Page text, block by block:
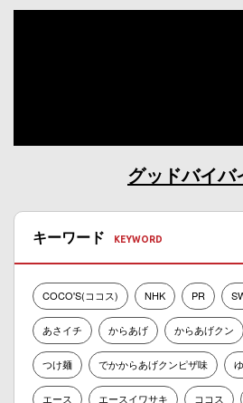
グッドバイバ
キーワード
COCO'S(ココス) NHK PR
あさイチ からあげ からあげクン
つけ麺 でかからあげクンピザ味
エース エースイワサキ ココス